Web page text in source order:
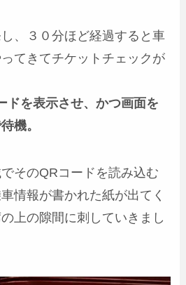
、３０分ほど経過すると車
てきてチケットチェックが
ドを表示させ、かつ画面を
機。
そのQRコードを読み込む
情報が書かれた紙が出てく
上の隙間に刺していきまし